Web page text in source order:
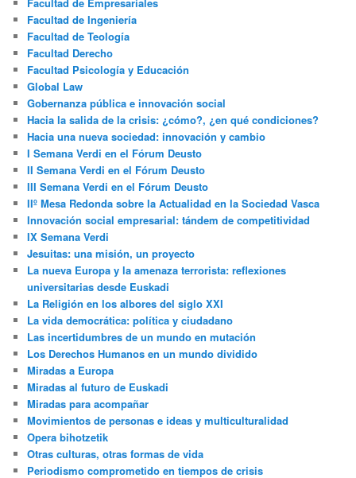
Facultad de Empresariales
Facultad de Ingeniería
Facultad de Teología
Facultad Derecho
Facultad Psicología y Educación
Global Law
Gobernanza pública e innovación social
Hacia la salida de la crisis: ¿cómo?, ¿en qué condiciones?
Hacia una nueva sociedad: innovación y cambio
I Semana Verdi en el Fórum Deusto
II Semana Verdi en el Fórum Deusto
III Semana Verdi en el Fórum Deusto
IIº Mesa Redonda sobre la Actualidad en la Sociedad Vasca
Innovación social empresarial: tándem de competitividad
IX Semana Verdi
Jesuitas: una misión, un proyecto
La nueva Europa y la amenaza terrorista: reflexiones
universitarias desde Euskadi
La Religión en los albores del siglo XXI
La vida democrática: política y ciudadano
Las incertidumbres de un mundo en mutación
Los Derechos Humanos en un mundo dividido
Miradas a Europa
Miradas al futuro de Euskadi
Miradas para acompañar
Movimientos de personas e ideas y multiculturalidad
Opera bihotzetik
Otras culturas, otras formas de vida
Periodismo comprometido en tiempos de crisis